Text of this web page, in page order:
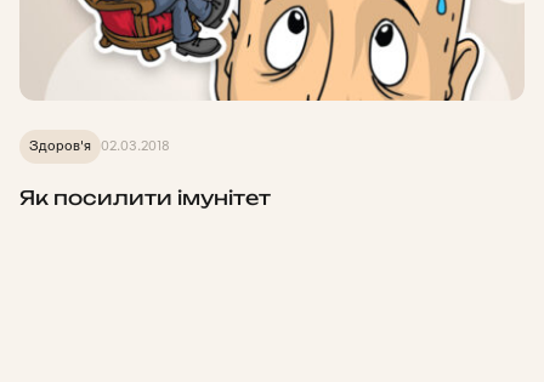
Здоров'я 02.03.2018
Як посилити імунітет